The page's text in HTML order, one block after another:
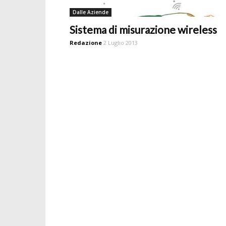
Dalle Aziende
Sistema di misurazione wireless
Redazione 2 Luglio 2013